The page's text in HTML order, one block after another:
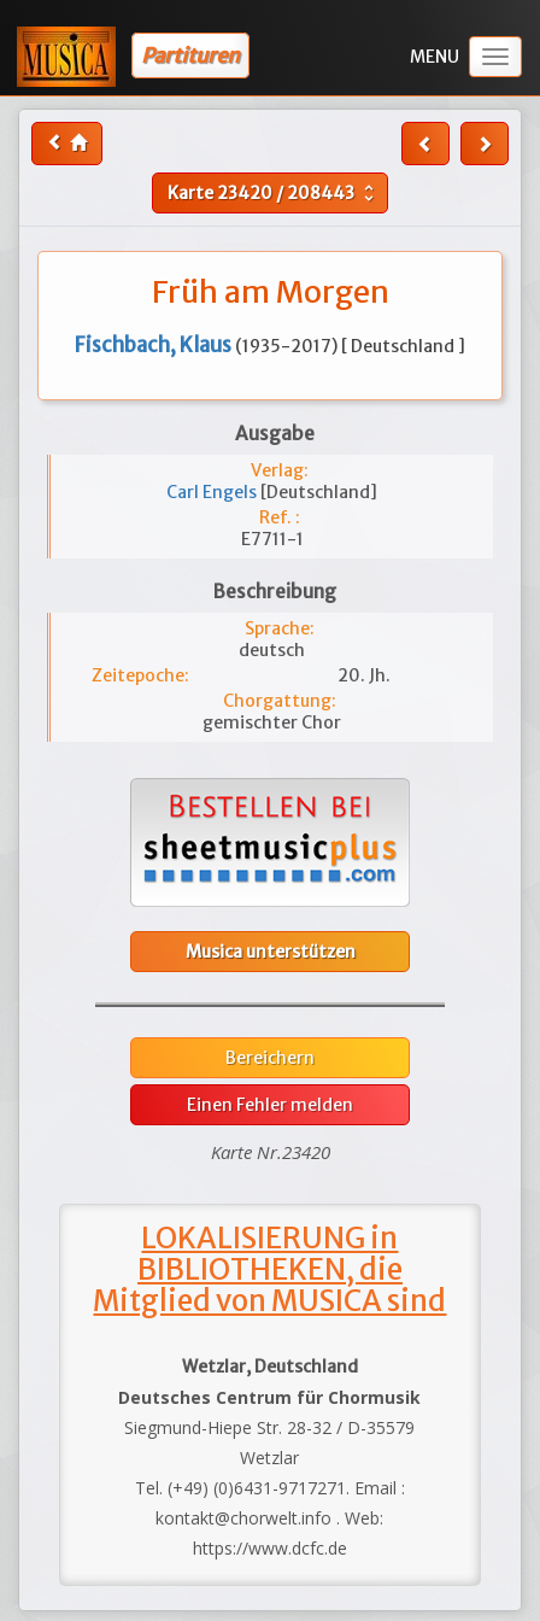
Partituren
Karte23420 /208443 unfold_more
Früh am Morgen
Fischbach, Klaus (1935-2017) [ Deutschland ]
Ausgabe
Verlag:
Carl Engels [Deutschland]
Ref. :
E7711-1
Beschreibung
Sprache:
deutsch
Zeitepoche:
20. Jh.
Chorgattung:
gemischter Chor
Musica unterstützen
Bereichern
Einen Fehler melden
Karte Nr.23420
LOKALISIERUNG in
BIBLIOTHEKEN, die
Mitglied von MUSICA sind
Wetzlar, Deutschland
Deutsches Centrum für Chormusik
Siegmund-Hiepe Str. 28-32 / D-35579
Wetzlar
Tel. (+49) (0)6431-9717271. Email :
kontakt@chorwelt.info . Web:
https://www.dcfc.de